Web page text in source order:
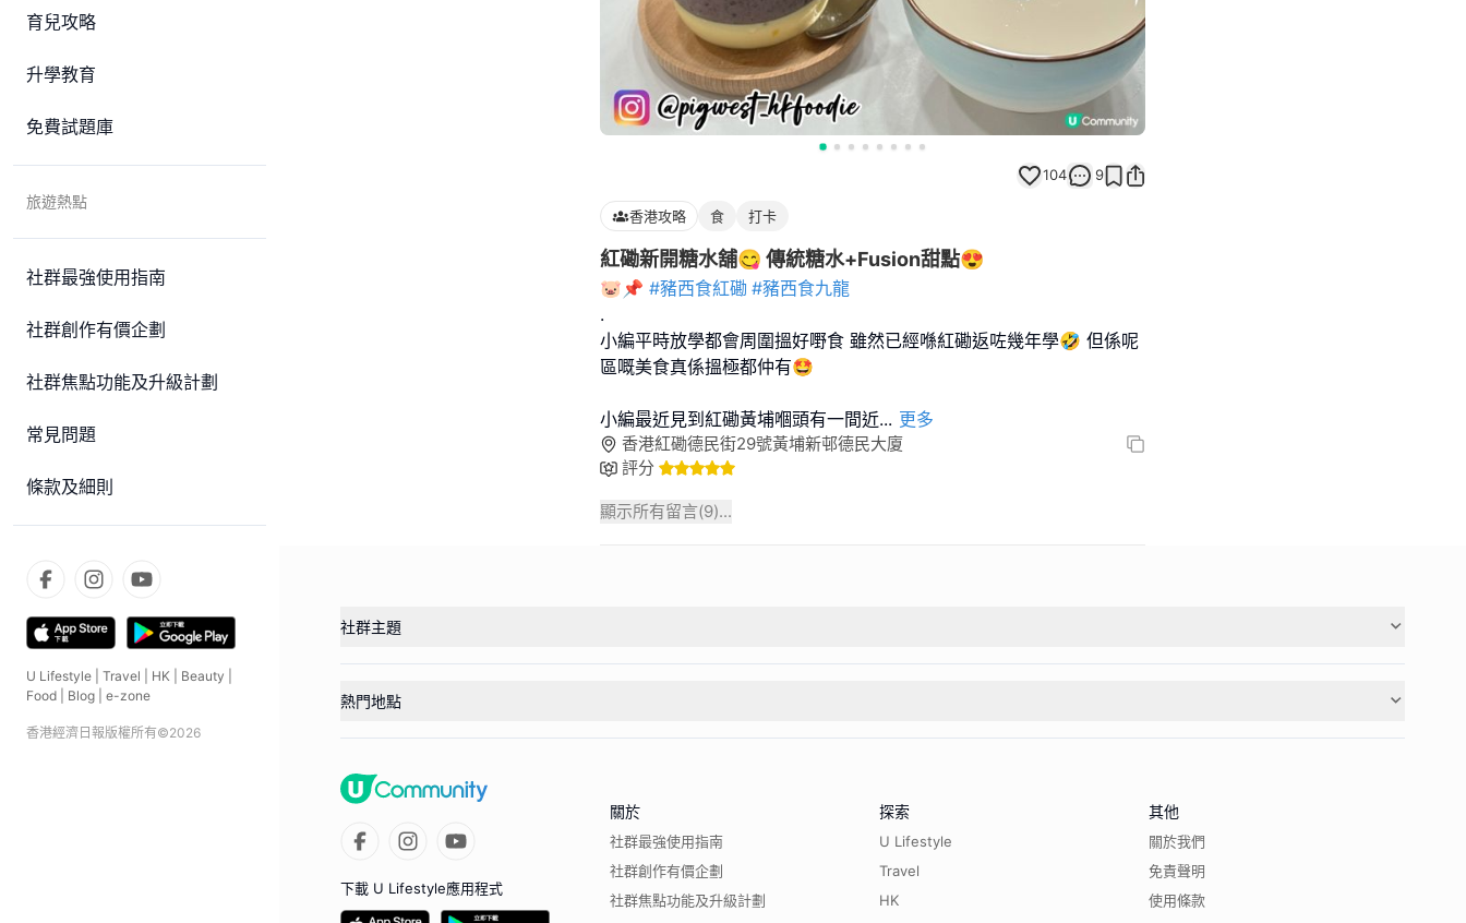
育兒攻略
升學教育
免費試題庫
旅遊熱點
社群最強使用指南
社群創作有價企劃
社群焦點功能及升級計劃
常見問題
條款及細則
U Lifestyle Travel HK Beauty
Food
Blog e-zone
香港經濟日報版權所有©2026
104 9
香港攻略 食 打卡
紅磡新開糖水舖😋 傳統糖水+Fusion甜點😍
🐷📌 #豬西食紅磡 #豬西食九龍
.
小編平時放學都會周圍搵好嘢食 雖然已經喺紅磡返咗幾年學🤣 但係呢
區嘅美食真係搵極都仲有🤩
小編最近見到紅磡黃埔嗰頭有一間近... 更多
香港紅磡德民街29號黃埔新邨德民大廈
評分
顯示所有留言(9)...
社群主題
熱門地點
下載 U Lifestyle應用程式
關於
社群最強使用指南
社群創作有價企劃
社群焦點功能及升級計劃
探索
U Lifestyle
Travel
HK
其他
關於我們
免責聲明
使用條款